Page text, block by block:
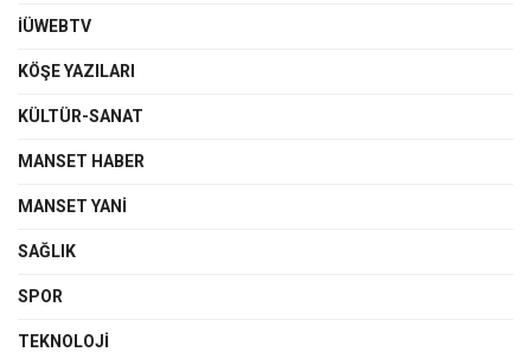
İÜWEBTV
KÖŞE YAZILARI
KÜLTÜR-SANAT
MANSET HABER
MANSET YANI
SAĞLIK
SPOR
TEKNOLOJI